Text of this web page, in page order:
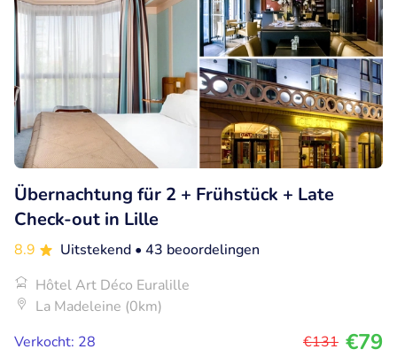
Übernachtung für 2 + Frühstück + Late
Check-out in Lille
8.9 Uitstekend • 43 beoordelingen
Hôtel Art Déco Euralille
La Madeleine (0km)
Verkocht: 28
€131 €79